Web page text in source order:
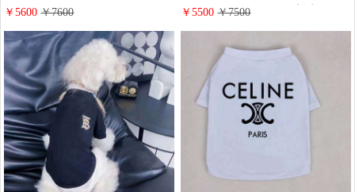
MONCLER タートルネック セー
い ニットドッグウェア おしゃれ
かっこいい
￥5600￥7600
Burberry ハート形 ロゴ刺繍 タン
型犬 ペット服 春夏用 公園 お散歩
おしゃれ
￥5500￥7500